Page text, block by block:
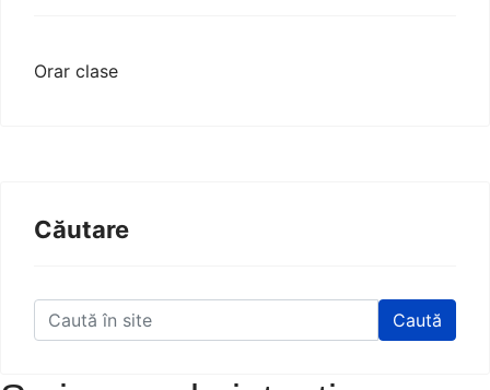
Orar clase
Căutare
Caută